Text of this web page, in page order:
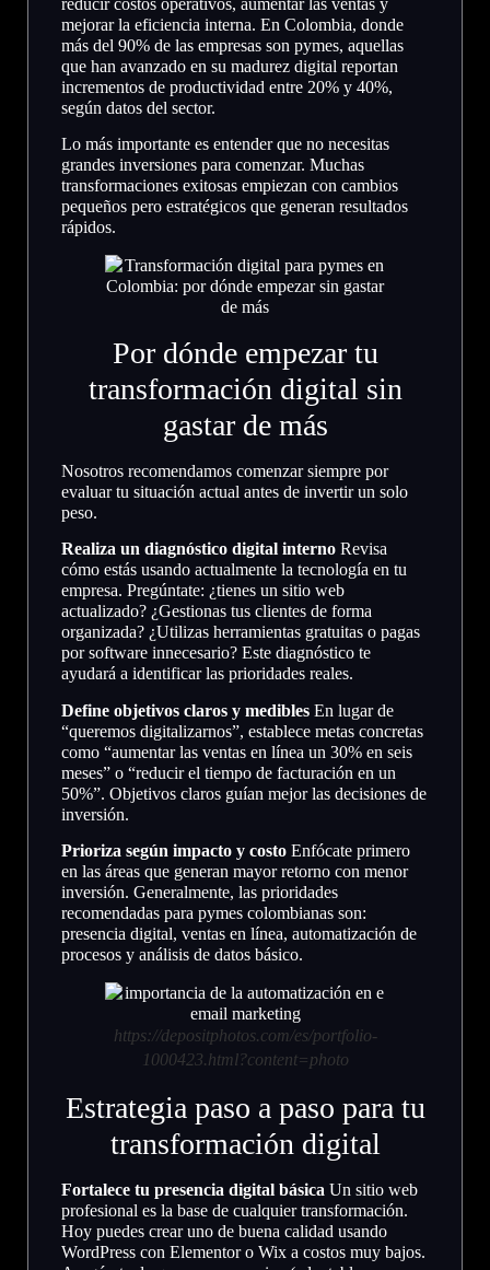
mejorar la eficiencia interna. En Colombia, donde
más del 90% de las empresas son pymes, aquellas
que han avanzado en su madurez digital reportan
incrementos de productividad entre 20% y 40%,
según datos del sector.
Lo más importante es entender que no necesitas
grandes inversiones para comenzar. Muchas
transformaciones exitosas empiezan con cambios
pequeños pero estratégicos que generan resultados
rápidos.
Por dónde empezar tu
transformación digital sin
gastar de más
Nosotros recomendamos comenzar siempre por
evaluar tu situación actual antes de invertir un solo
peso.
Realiza un diagnóstico digital interno Revisa
cómo estás usando actualmente la tecnología en tu
empresa. Pregúntate: ¿tienes un sitio web
actualizado? ¿Gestionas tus clientes de forma
organizada? ¿Utilizas herramientas gratuitas o pagas
por software innecesario? Este diagnóstico te
ayudará a identificar las prioridades reales.
Define objetivos claros y medibles En lugar de
“queremos digitalizarnos”, establece metas concretas
como “aumentar las ventas en línea un 30% en seis
meses” o “reducir el tiempo de facturación en un
50%”. Objetivos claros guían mejor las decisiones de
inversión.
Prioriza según impacto y costo Enfócate primero
en las áreas que generan mayor retorno con menor
inversión. Generalmente, las prioridades
recomendadas para pymes colombianas son:
presencia digital, ventas en línea, automatización de
procesos y análisis de datos básico.
https://depositphotos.com/es/portfolio-
1000423.html?content=photo
Estrategia paso a paso para tu
transformación digital
Fortalece tu presencia digital básica Un sitio web
profesional es la base de cualquier transformación.
Hoy puedes crear uno de buena calidad usando
WordPress con Elementor o Wix a costos muy bajos.